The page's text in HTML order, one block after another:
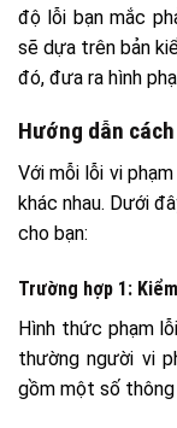
độ lỗi bạn mắc
sẽ dựa trên bản
đó, đưa ra hình
Hướng dẫn
Với mỗi lỗi vi
khác nhau. Dưới
cho bạn:
Trường hợp 1:
Hình thức phạm
thường người vi
gồm một số